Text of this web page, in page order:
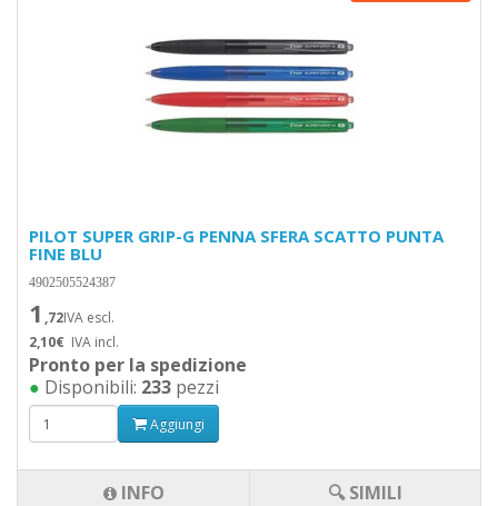
PILOT SUPER GRIP-G PENNA SFERA SCATTO PUNTA
FINE BLU
4902505524387
1 ,72IVA escl.
2,10€ IVA incl.
Pronto per la spedizione
● Disponibili: 233 pezzi
Aggiungi
INFO 🔍 SIMILI